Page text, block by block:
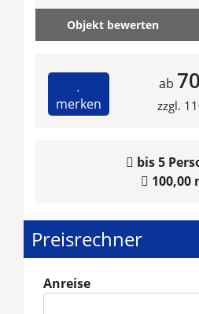
Objekt bewerten
merken
ab
zzgl.
bis 5
100,00
Preisrechner
Anreise